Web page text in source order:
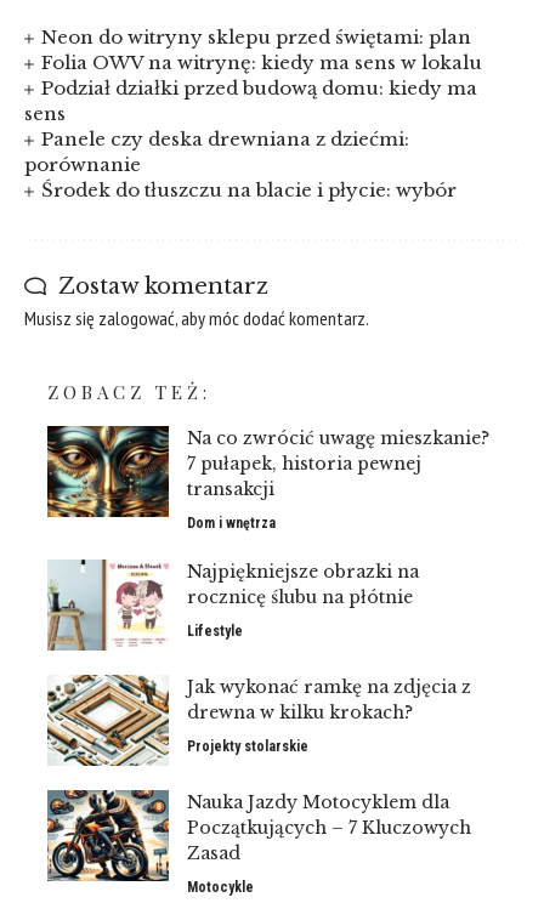
Neon do witryny sklepu przed świętami: plan
Folia OWV na witrynę: kiedy ma sens w lokalu
Podział działki przed budową domu: kiedy ma
sens
Panele czy deska drewniana z dziećmi:
porównanie
Środek do tłuszczu na blacie i płycie: wybór
Zostaw komentarz
Musisz się zalogować, aby móc dodać komentarz.
ZOBACZ TEŻ:
Na co zwrócić uwagę mieszkanie?
7 pułapek, historia pewnej
transakcji
Dom i wnętrza
Najpiękniejsze obrazki na
rocznicę ślubu na płótnie
Lifestyle
Jak wykonać ramkę na zdjęcia z
drewna w kilku krokach?
Projekty stolarskie
Nauka Jazdy Motocyklem dla
Początkujących – 7 Kluczowych
Zasad
Motocykle